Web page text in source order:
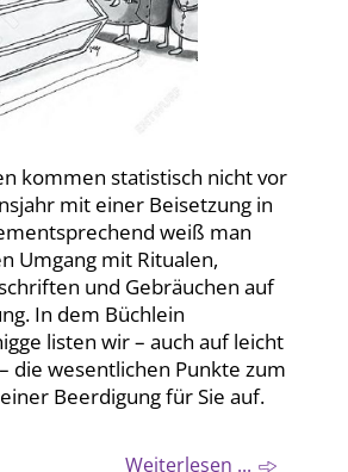
kommen statistisch nicht vor
mit einer Beisetzung in
weiß man
Umgang mit Ritualen,
und Gebräuchen auf
In dem Büchlein
listen wir – auch auf leicht
die wesentlichen Punkte zum
Beerdigung für Sie auf.
Weiterlesen ...